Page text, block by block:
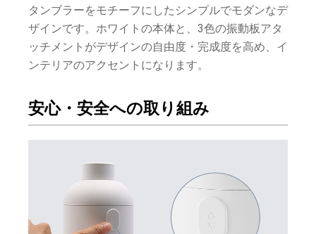
タンブラーをモチーフにしたシンプルでモダンなデ
ザインです。ホワイトの本体と、3色の振動板アタ
ッチメントがデザインの自由度・完成度を高め、イ
ンテリアのアクセントになります。
安心・安全への取り組み